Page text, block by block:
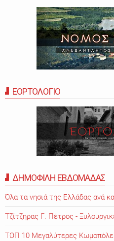
ΕΟΡΤΟΛΟΓΙΟ
ΔΗΜΟΦΙΛΗ ΕΒΔΟΜΑΔΑΣ
Όλα τα νησιά της Ελλάδας ανά
Τζίτζηρας Γ. Πέτρος -
ΤΟΠ 10 Μεγαλύτερες